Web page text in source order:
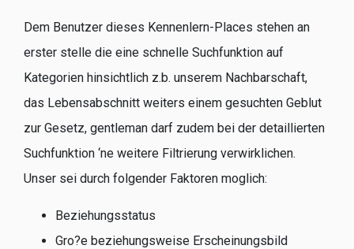
Dem Benutzer dieses Kennenlern-Places stehen an
erster stelle die eine schnelle Suchfunktion auf
Kategorien hinsichtlich z.b. unserem Nachbarschaft,
das Lebensabschnitt weiters einem gesuchten Geblut
zur Gesetz, gentleman darf zudem bei der detaillierten
Suchfunktion ‘ne weitere Filtrierung verwirklichen.
Unser sei durch folgender Faktoren moglich:
Beziehungsstatus
Gro?e beziehungsweise Erscheinungsbild